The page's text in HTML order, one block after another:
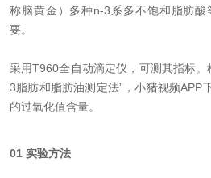
称脑黄金）多种n-3系多不饱和脂肪酸
要。
采用T960全自动滴定仪，可测其指标
3脂肪和脂肪油测定法”，小猪视频
的过氧化值含量。
01 实验方法